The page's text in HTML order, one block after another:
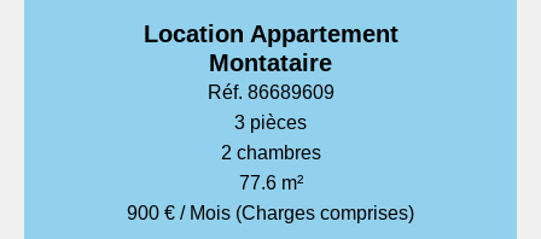
Location Appartement
Montataire
Réf. 86689609
3 pièces
2 chambres
77.6 m²
900 € / Mois (Charges comprises)